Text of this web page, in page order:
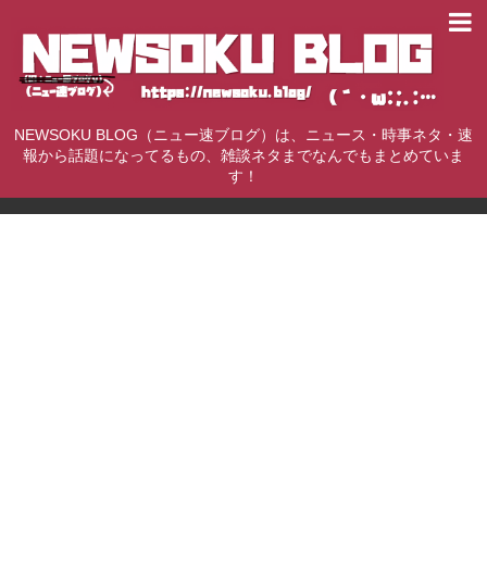
NEWSOKU BLOG（ニュー速ブログ）は、ニュース・時事ネタ・速
報から話題になってるもの、雑談ネタまでなんでもまとめていま
す！